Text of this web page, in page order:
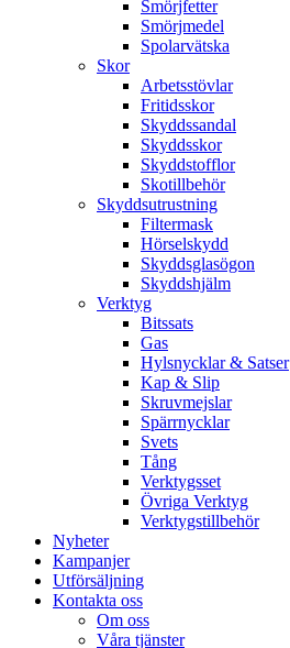
Smörjfetter
Smörjmedel
Spolarvätska
Skor
Arbetsstövlar
Fritidsskor
Skyddssandal
Skyddsskor
Skyddstofflor
Skotillbehör
Skyddsutrustning
Filtermask
Hörselskydd
Skyddsglasögon
Skyddshjälm
Verktyg
Bitssats
Gas
Hylsnycklar & Satser
Kap & Slip
Skruvmejslar
Spärrnycklar
Svets
Tång
Verktygsset
Övriga Verktyg
Verktygstillbehör
Nyheter
Kampanjer
Utförsäljning
Kontakta oss
Om oss
Våra tjänster